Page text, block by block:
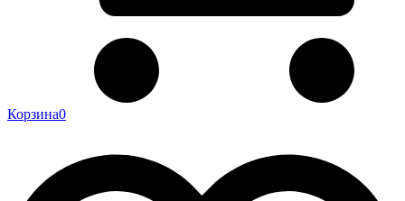
Корзина0